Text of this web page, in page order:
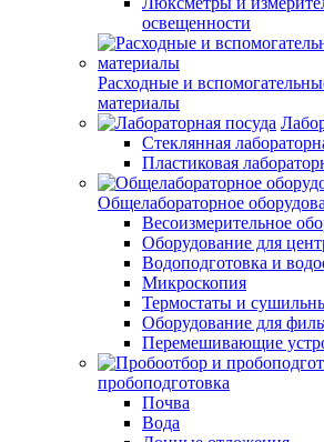
освещенности
Расходные и
материалы
Стеклянная
Пластиковая
Общелабораторное
Весоизмерительное
Оборудование для
Водоподготовка и
Микроскопия
Термостаты и
Оборудование для
Перемешивающие
пробоподготовка
Почва
Вода